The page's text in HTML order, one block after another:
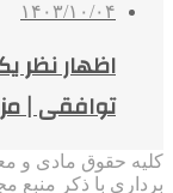
۱۴۰۳/۱۰/۰۴
اظهار نظر
توافقی |
کلیه حقوق مادی و
برداری با ذکر منبع